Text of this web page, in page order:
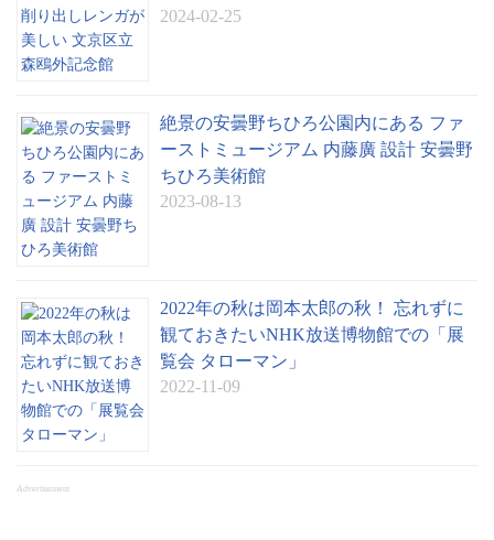
2024-02-25
絶景の安曇野ちひろ公園内にある ファ
ーストミュージアム 内藤廣 設計 安曇野
ちひろ美術館
2023-08-13
2022年の秋は岡本太郎の秋！ 忘れずに
観ておきたいNHK放送博物館での「展
覧会 タローマン」
2022-11-09
Advertisement